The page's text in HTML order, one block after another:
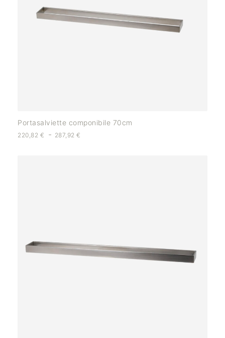
Portasalviette componibile 70cm
220,82 € - 287,92€